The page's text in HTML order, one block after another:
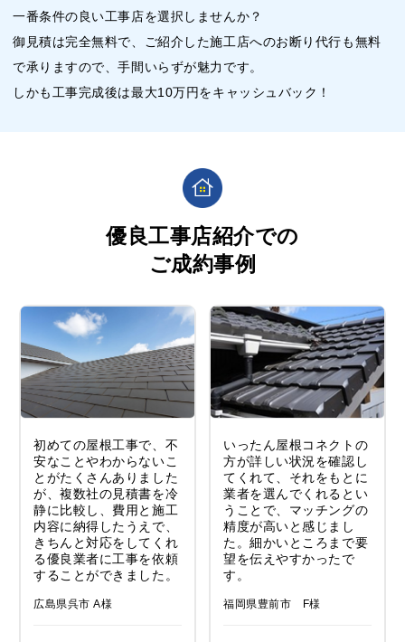
一番条件の良い工事店を選択しませんか？
御見積は完全無料で、ご紹介した施工店へのお断り代行も無料
で承りますので、手間いらずが魅力です。
しかも工事完成後は最大10万円をキャッシュバック！
優良工事店紹介での
ご成約事例
初めての屋根工事で、不
安なことやわからないこ
とがたくさんありました
が、複数社の見積書を冷
静に比較し、費用と施工
内容に納得したうえで、
きちんと対応をしてくれ
る優良業者に工事を依頼
することができました。
広島県呉市 A様
いったん屋根コネクトの
方が詳しい状況を確認し
てくれて、それをもとに
業者を選んでくれるとい
うことで、マッチングの
精度が高いと感じまし
た。細かいところまで要
望を伝えやすかったで
す。
福岡県豊前市 F様